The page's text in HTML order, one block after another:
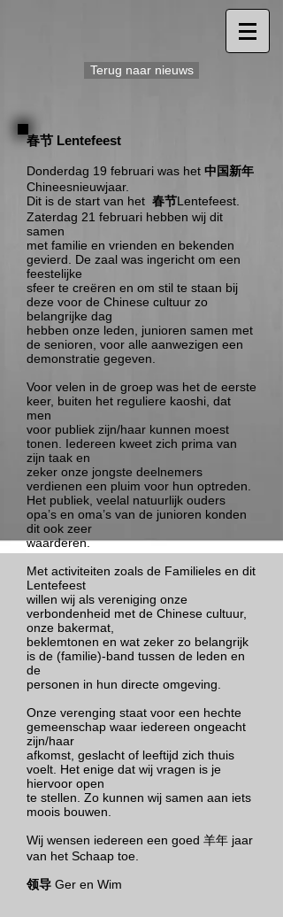
Terug naar nieuws
春节 Lentefeest
Donderdag 19 februari was het 中国新年
Chineesnieuwjaar.
Dit is de start van het 春节Lentefeest.
Zaterdag 21 februari hebben wij dit
samen
met familie en vrienden en bekenden
gevierd. De zaal was ingericht om een
feestelijke
sfeer te creëren en om stil te staan bij
deze voor de Chinese cultuur zo
belangrijke dag
hebben onze leden, junioren samen met
de senioren, voor alle aanwezigen een
demonstratie gegeven.
Voor velen in de groep was het de eerste
keer, buiten het reguliere kaoshi, dat
men
voor publiek zijn/haar kunnen moest
tonen. Iedereen kweet zich prima van
zijn taak en
zeker onze jongste deelnemers
verdienen een pluim voor hun optreden.
Het publiek, veelal natuurlijk ouders
opa’s en oma’s van de junioren konden
dit ook zeer
waarderen.
Met activiteiten zoals de Familieles en dit
Lentefeest
willen wij als vereniging onze
verbondenheid met de Chinese cultuur,
onze bakermat,
beklemtonen en wat zeker zo belangrijk
is de (familie)-band tussen de leden en
de
personen in hun directe omgeving.
Onze verenging staat voor een hechte
gemeenschap waar iedereen ongeacht
zijn/haar
afkomst, geslacht of leeftijd zich thuis
voelt. Het enige dat wij vragen is je
hiervoor open
te stellen. Zo kunnen wij samen aan iets
moois bouwen.
Wij wensen iedereen een goed 羊年 jaar
van het Schaap toe.
领导 Ger en Wim